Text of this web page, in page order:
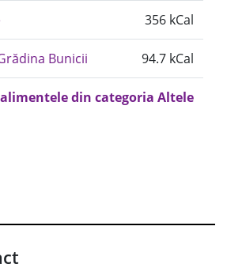
356 kCal
Bunicii 94.7 kCal
din categoria Altele